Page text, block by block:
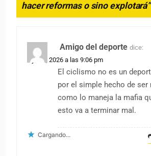
hacer reformas o sino explotará”
Amigo del deporte dice:
6 junio, 2026 a las 9:06 pm
El ciclismo no es un
por el simple hecho de ser
como lo maneja la mafia
esto va a terminar mal.
Cargando...